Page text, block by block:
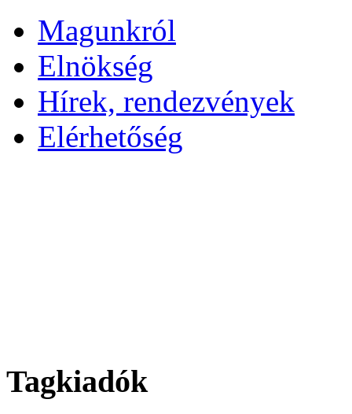
Magunkról
Elnökség
Hírek, rendezvények
Elérhetőség
Tagkiadók